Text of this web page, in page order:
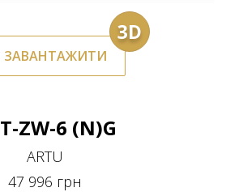
ЗАВАНТАЖИТИ
3D
ZW-6 (N)G
ARTU
47 996 грн